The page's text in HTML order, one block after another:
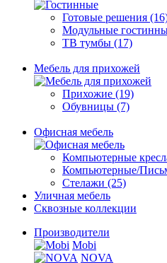
Готовые решения
Модульные
ТВ тумбы (17)
Мебель для прихожей
Прихожие (19)
Обувницы (7)
Офисная мебель
Компьютерные
Компьютерные/
Стелажи (25)
Уличная мебель
Сквозные коллекции
Производители
Mobi
NOVA